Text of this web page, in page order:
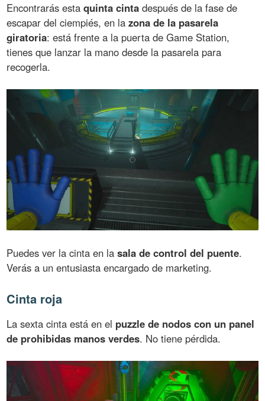
Encontrarás estaquinta cinta después de la fase de
escapar del ciempiés, en lazona de la pasarela
giratoria: está frente a la puerta de Game Station,
tienes que lanzar la mano desde la pasarela para
recogerla.
Puedes ver la cinta en lasala de control del puente.
Verás a un entusiasta encargado de marketing.
Cinta roja
La sexta cinta está en el puzzle de nodos con un panel
de prohibidas manos verdes. No tiene pérdida.